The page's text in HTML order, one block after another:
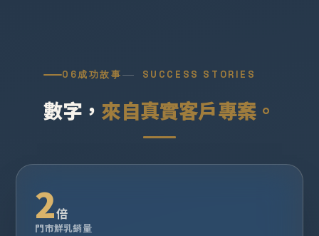
06成功故事 SUCCESS STORIES
數字， 來自真實客戶專案。
2倍
門市鮮乳銷量